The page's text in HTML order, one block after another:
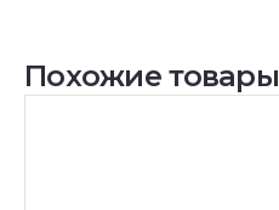
Похожие товары